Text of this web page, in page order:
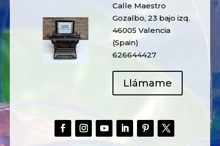
Calle Maestro
Gozalbo, 23 bajo izq.
46005 Valencia
(Spain)
626644427
Llámame